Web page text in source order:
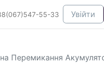
55-33 Увійти
Перемикання